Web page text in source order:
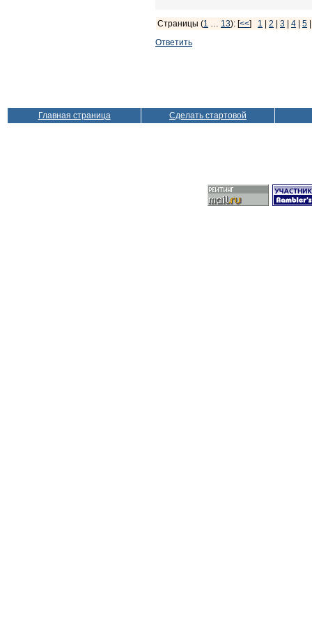
Страницы (1 … 13): [<<] 1 2 3 4 5
Ответить
Главная страница Сделать стартовой